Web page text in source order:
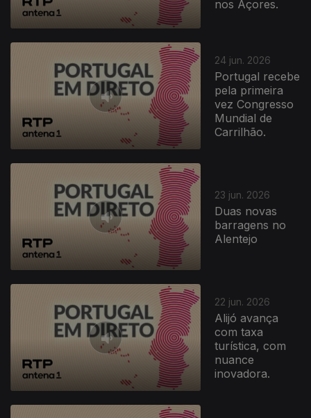
nos Açores.
24 jun. 2026
Portugal recebe
pela primeira
vez Congresso
Mundial de
Carrilhão.
23 jun. 2026
Duas novas
barragens no
Alentejo
22 jun. 2026
Alijó avança
com taxa
turística, com
nuance
inovadora.